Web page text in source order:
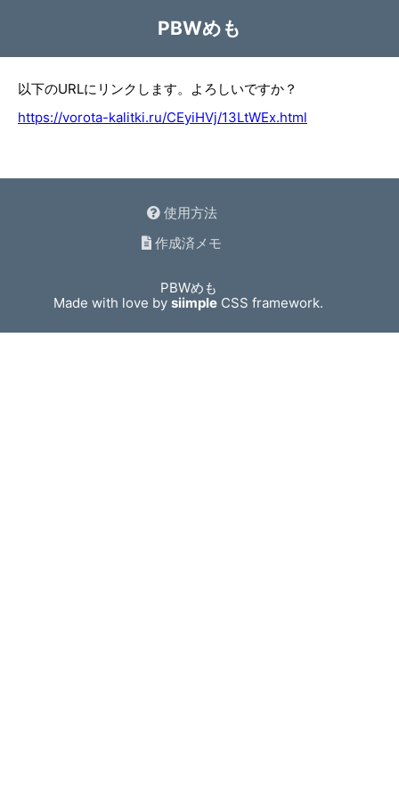
PBWめも
以下のURLにリンクします。よろしいですか？
https://vorota-kalitki.ru/CEyiHVj/13LtWEx.html
使用方法
作成済メモ
PBWめも
Made with love bysiimple CSS framework.